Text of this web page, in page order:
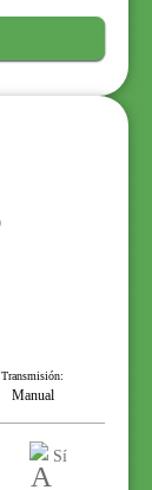
Transmisión:
Manual
Sí